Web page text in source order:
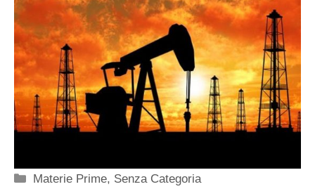
Categorie
Materie Prime, Senza Categoria